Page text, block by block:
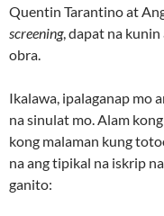
Quentin Tarantino at
screening, dapat na
obra.
Ikalawa, ipalaganap mo
na sinulat mo. Alam
kong malaman kung
na ang tipikal na iskrip
ganito: